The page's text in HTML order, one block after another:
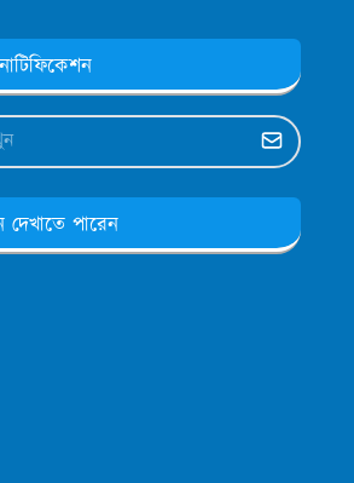
দেখাতে পারেন